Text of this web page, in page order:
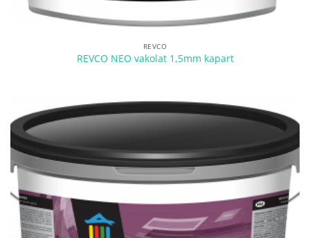
REVCO
REVCO NEO vakolat 1,5mm kapart